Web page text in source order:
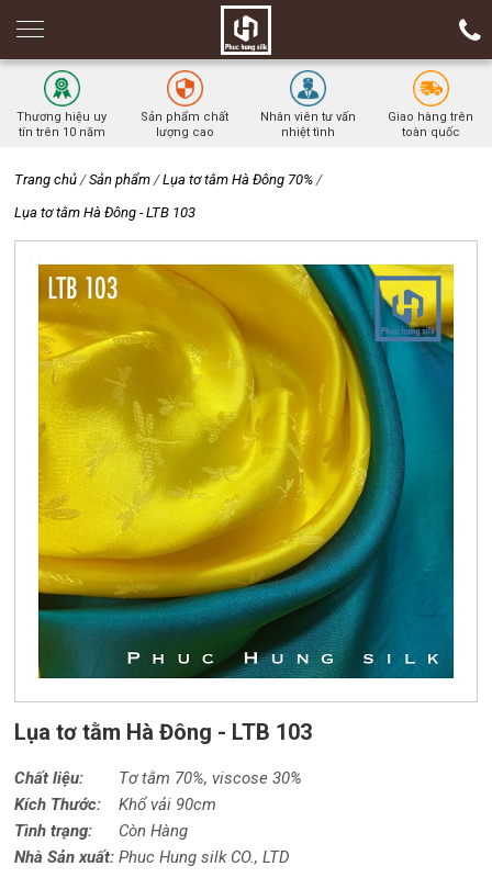
Thương hiệu uy
tín trên 10 năm
Sản phẩm chất
lượng cao
Nhân viên tư vấn
nhiệt tình
Giao hàng trên
toàn quốc
Trang chủ / Sản phẩm / Lụa tơ tằm Hà Đông 70% /
Lụa tơ tằm Hà Đông - LTB 103
Lụa tơ tằm Hà Đông - LTB 103
Chất liệu: Tơ tằm 70%, viscose30%
Kích Thước: Khổ vải 90cm
Tình trạng: Còn Hàng
Nhà Sản xuất: Phuc Hung silk CO., LTD